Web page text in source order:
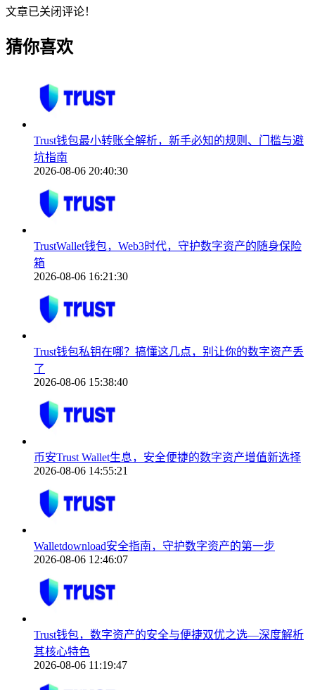
文章已关闭评论！
猜你喜欢
Trust钱包最小转账全解析，新手必知的规则、门槛与避
坑指南
2026-08-06 20:40:30
TrustWallet钱包，Web3时代，守护数字资产的随身保险
箱
2026-08-06 16:21:30
Trust钱包私钥在哪？搞懂这几点，别让你的数字资产丢
了
2026-08-06 15:38:40
币安Trust Wallet生息，安全便捷的数字资产增值新选择
2026-08-06 14:55:21
Walletdownload安全指南，守护数字资产的第一步
2026-08-06 12:46:07
Trust钱包，数字资产的安全与便捷双优之选—深度解析
其核心特色
2026-08-06 11:19:47